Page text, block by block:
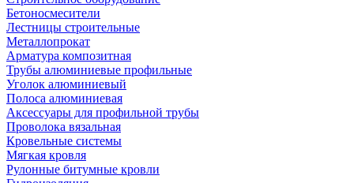
Бетоносмесители
Лестницы строительные
Металлопрокат
Арматура композитная
Трубы алюминиевые профильные
Уголок алюминиевый
Полоса алюминиевая
Аксессуары для профильной трубы
Проволока вязальная
Кровельные системы
Мягкая кровля
Рулонные битумные кровли